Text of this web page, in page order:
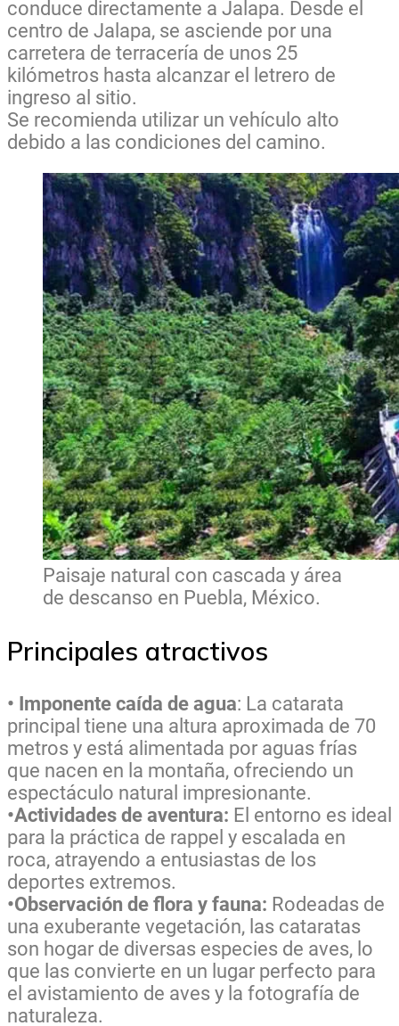
conduce directamente a Jalapa. Desde el
centro de Jalapa, se asciende por una
carretera de terracería de unos 25
kilómetros hasta alcanzar el letrero de
ingreso al sitio.
Se recomienda utilizar un vehículo alto
debido a las condiciones del camino.
Paisaje natural con cascada y área
de descanso en Puebla, México.
Principales atractivos
• Imponente caída de agua: La catarata
principal tiene una altura aproximada de 70
metros y está alimentada por aguas frías
que nacen en la montaña, ofreciendo un
espectáculo natural impresionante.
•Actividades de aventura: El entorno es ideal
para la práctica de rappel y escalada en
roca, atrayendo a entusiastas de los
deportes extremos.
•Observación de flora y fauna: Rodeadas de
una exuberante vegetación, las cataratas
son hogar de diversas especies de aves, lo
que las convierte en un lugar perfecto para
el avistamiento de aves y la fotografía de
naturaleza.